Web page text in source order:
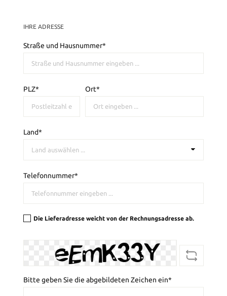
IHRE ADRESSE
Straße und Hausnummer*
PLZ* Ort*
Land*
Telefonnummer*
Die Lieferadresse weicht von der Rechnungsadresse ab.
Bitte geben Sie die abgebildeten Zeichen ein*